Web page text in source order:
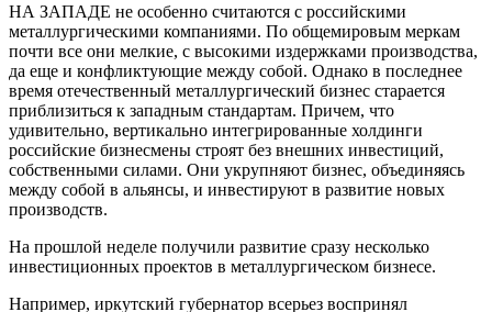
НА ЗАПАДЕ не особенно считаются с российскими
металлургическими компаниями. По общемировым меркам
почти все они мелкие, с высокими издержками производства,
да еще и конфликтующие между собой. Однако в последнее
время отечественный металлургический бизнес старается
приблизиться к западным стандартам. Причем, что
удивительно, вертикально интегрированные холдинги
российские бизнесмены строят без внешних инвестиций,
собственными силами. Они укрупняют бизнес, объединяясь
между собой в альянсы, и инвестируют в развитие новых
производств.
На прошлой неделе получили развитие сразу несколько
инвестиционных проектов в металлургическом бизнесе.
Например, иркутский губернатор всерьез воспринял